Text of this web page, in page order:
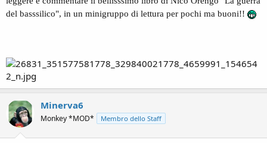
del basssilico", in un minigruppo di lettura per pochi ma buoni!!
Minerva6
Monkey *MOD* Membro dello Staff